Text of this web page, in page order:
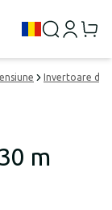
Invertoare de
m